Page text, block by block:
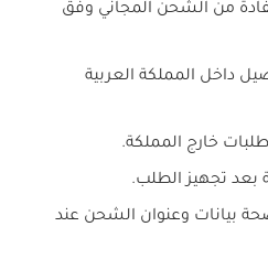
من الشحن المجاني وفق
داخل المملكة العربية
خارج المملكة.
بعد تجهيز الطلب.
بيانات وعنوان الشحن عند